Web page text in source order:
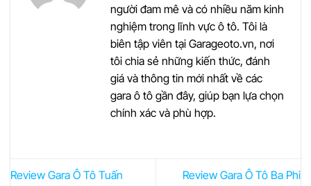
người đam mê và có nhiều năm kinh
nghiệm trong lĩnh vực ô tô. Tôi là
biên tập viên tại Garageoto.vn, nơi
tôi chia sẻ những kiến thức, đánh
giá và thông tin mới nhất về các
gara ô tô gần đây, giúp bạn lựa chọn
chính xác và phù hợp.
Review Gara Ô Tô Tuấn
Review Gara Ô Tô Ba Phi